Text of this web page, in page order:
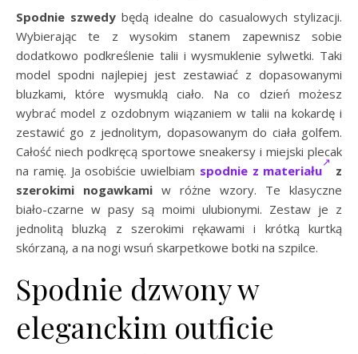
Spodnie szwedy będą idealne do casualowych stylizacji.
Wybierając te z wysokim stanem zapewnisz sobie
dodatkowo podkreślenie talii i wysmuklenie sylwetki. Taki
model spodni najlepiej jest zestawiać z dopasowanymi
bluzkami, które wysmuklą ciało. Na co dzień możesz
wybrać model z ozdobnym wiązaniem w talii na kokardę i
zestawić go z jednolitym, dopasowanym do ciała golfem.
Całość niech podkręcą sportowe sneakersy i miejski plecak
na ramię. Ja osobiście uwielbiam spodnie z materiału
z
szerokimi nogawkami w różne wzory. Te klasyczne
biało-czarne w pasy są moimi ulubionymi. Zestaw je z
jednolitą bluzką z szerokimi rękawami i krótką kurtką
skórzaną, a na nogi wsuń skarpetkowe botki na szpilce.
Spodnie dzwony w
eleganckim outficie